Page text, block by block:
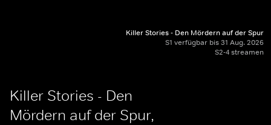
Killer Stories - Den Mördern auf der Spur
S1 verfügbar bis 31 Aug. 2026
S2-4 streamen
Killer Stories - Den
Mördern auf der Spur,